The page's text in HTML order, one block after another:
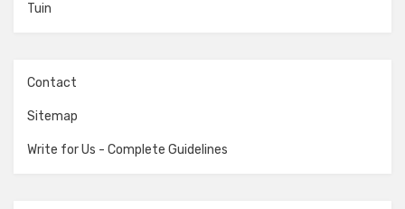
Tuin
Contact
Sitemap
Write for Us - Complete Guidelines